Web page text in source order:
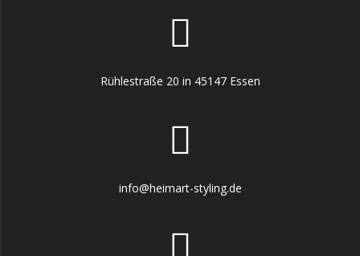
Rühlestraße 20 in 45147 Essen
info@heimart-styling.de